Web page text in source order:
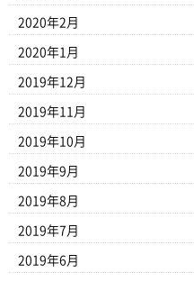
2020年2月
2020年1月
2019年12月
2019年11月
2019年10月
2019年9月
2019年8月
2019年7月
2019年6月